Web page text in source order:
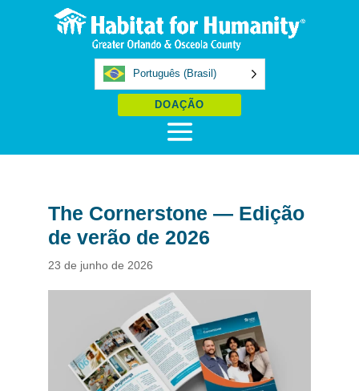
Português (Brasil)
DOAÇÃO
The Cornerstone — Edição
de verão de 2026
23 de junho de 2026